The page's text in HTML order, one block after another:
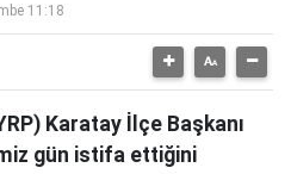
11:18
Karatay İlçe Başkanı
gün istifa ettiğini